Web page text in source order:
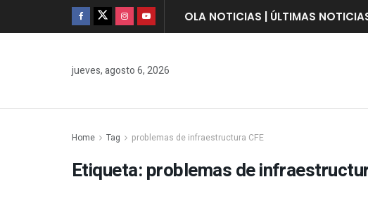
OLA NOTICIAS | ÚLTIMAS
jueves, agosto 6, 2026
Home Tag problemas de infraestructura CFE
Etiqueta:problemas de